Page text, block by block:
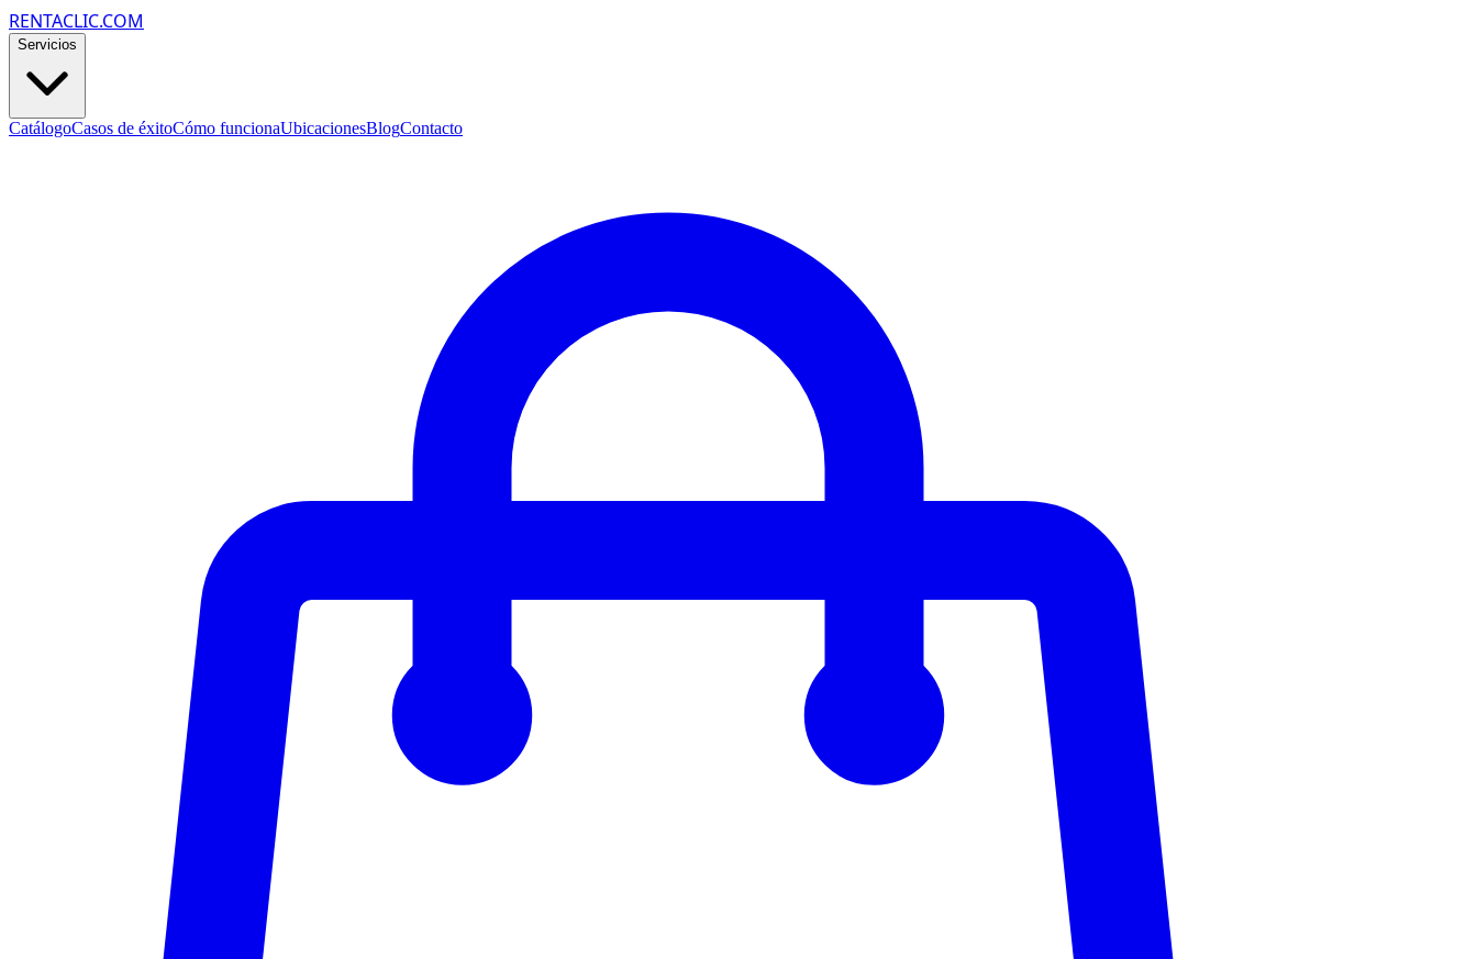
RENTACLIC.COM
Servicios
CatálogoCasos de éxitoCómo funcionaUbicacionesBlogContacto